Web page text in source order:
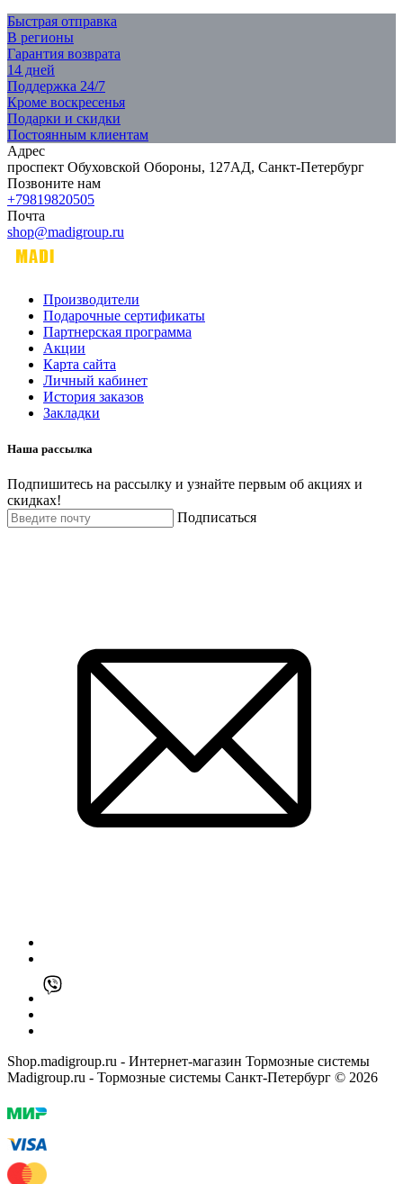
Быстрая отправка
В регионы
Гарантия возврата
14 дней
Поддержка 24/7
Кроме воскресенья
Подарки и скидки
Постоянным клиентам
Адрес
проспект Обуховской Обороны, 127АД, Санкт-Петербург
Позвоните нам
+79819820505
Почта
shop@madigroup.ru
Производители
Подарочные сертификаты
Партнерская программа
Акции
Карта сайта
Личный кабинет
История заказов
Закладки
Наша рассылка
Подпишитесь на рассылку и узнайте первым об акциях и
скидках!
Подписаться
Shop.madigroup.ru - Интернет-магазин Тормозные системы
Madigroup.ru - Тормозные системы Санкт-Петербург © 2026